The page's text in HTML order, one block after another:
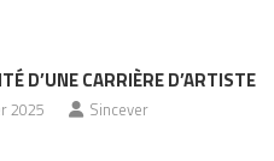
D’UNE CARRIÈRE D’ARTISTE
2025 Sincever